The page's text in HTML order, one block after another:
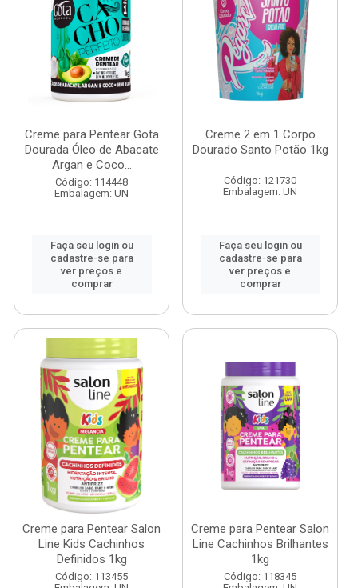
Creme para Pentear Gota
Dourada Óleo de Abacate
Argan e Coco...
Código: 114448
Embalagem: UN
Faça seu login ou
cadastre-se para
ver preços e
comprar
Creme 2 em 1 Corpo
Dourado Santo Potão 1kg
Código: 121730
Embalagem: UN
Faça seu login ou
cadastre-se para
ver preços e
comprar
Creme para Pentear Salon
Line Kids Cachinhos
Definidos 1kg
Código: 113455
Creme para Pentear Salon
Line Cachinhos Brilhantes
1kg
Código: 118345